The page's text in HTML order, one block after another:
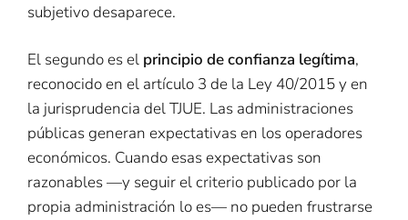
subjetivo desaparece.
El segundo es el principio de confianza legítima,
reconocido en el artículo 3 de la Ley 40/2015 y en
la jurisprudencia del TJUE. Las administraciones
públicas generan expectativas en los operadores
económicos. Cuando esas expectativas son
razonables —y seguir el criterio publicado por la
propia administración lo es— no pueden frustrarse